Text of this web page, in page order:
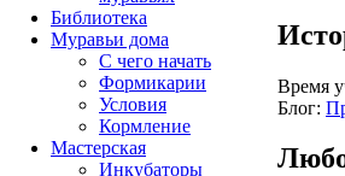
Время
Блог:
Библиотека
Муравьи дома
С чего начать
Формикарии
Условия
Кормление
Мастерская
Инкубаторы